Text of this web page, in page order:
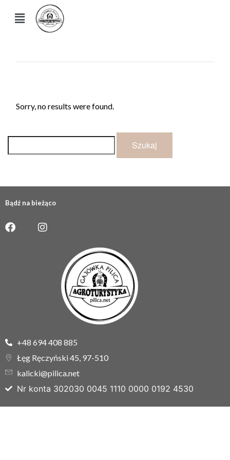
Sorry, no results were found.
Bądź na bieżąco
+48 694 408 885
Łęg Ręczyński 45, 97-510
kalicki@pilica.net
Nr konta 302030 0045 1110 0000 0192 4530